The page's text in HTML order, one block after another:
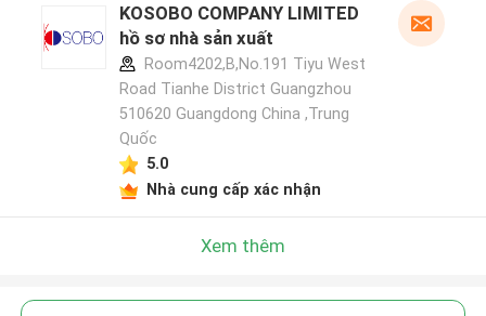
KOSOBO COMPANY LIMITED
hồ sơ nhà sản xuất
Room4202,B,No.191 Tiyu West
Road Tianhe District Guangzhou
510620 Guangdong China ,Trung
Quốc
5.0
Nhà cung cấp xác nhận
Xem thêm